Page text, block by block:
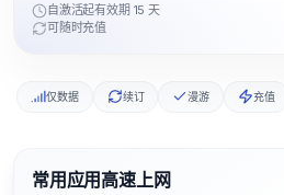
自激活起有效期 15 天
可随时充值
仅数据 续订 漫游 充值
常用应用高速上网